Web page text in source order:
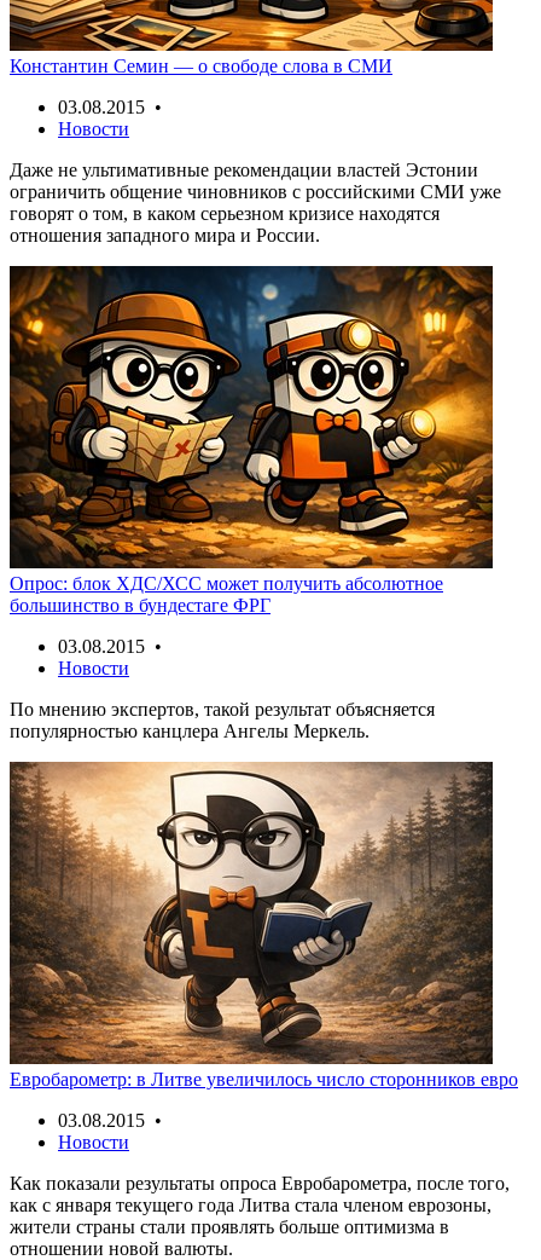
Константин Семин — о свободе слова в СМИ
03.08.2015 •
Новости
Даже не ультимативные рекомендации властей Эстонии
ограничить общение чиновников с российскими СМИ уже
говорят о том, в каком серьезном кризисе находятся
отношения западного мира и России.
Опрос: блок ХДС/ХСС может получить абсолютное
большинство в бундестаге ФРГ
03.08.2015 •
Новости
По мнению экспертов, такой результат объясняется
популярностью канцлера Ангелы Меркель.
Евробарометр: в Литве увеличилось число сторонников евро
03.08.2015 •
Новости
Как показали результаты опроса Евробарометра, после того,
как с января текущего года Литва стала членом еврозоны,
жители страны стали проявлять больше оптимизма в
отношении новой валюты.